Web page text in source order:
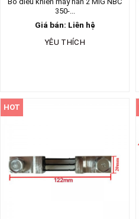
350-...
Giá bán: Liên hệ
YÊU THÍCH
HOT